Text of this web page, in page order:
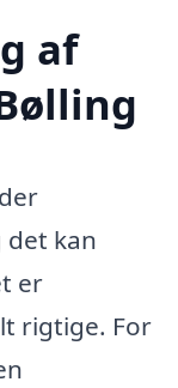
af
kan
er
rigtige. For